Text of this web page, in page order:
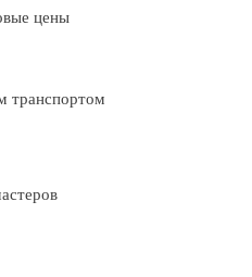
цены
транспортом